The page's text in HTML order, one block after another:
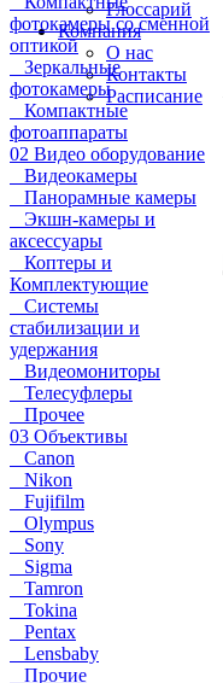
Глоссарий
Компания
О нас
Контакты
Расписание
фотокамеры со сменной
оптикой
Зеркальные
фотокамеры
Компактные
фотоаппараты
02 Видео оборудование
Видеокамеры
Панорамные камеры
Экшн-камеры и
аксессуары
Коптеры и
Комплектующие
Системы
стабилизации и
удержания
Видеомониторы
Телесуфлеры
Прочее
03 Объективы
Canon
Nikon
Fujifilm
Olympus
Sony
Sigma
Tamron
Tokina
Pentax
Lensbaby
Прочие